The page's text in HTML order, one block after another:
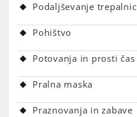
Podaljševanje trepalnic
Pohištvo
Potovanja in prosti čas
Pralna maska
Praznovanja in zabave